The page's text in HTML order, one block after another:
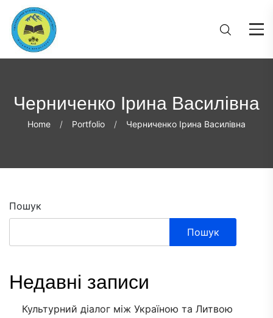
Черниченко Ірина Василівна
Home Portfolio Черниченко Ірина Василівна
Пошук
Пошук
Недавні записи
Культурний діалог між Україною та Литвою